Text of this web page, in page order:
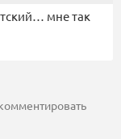
мне так